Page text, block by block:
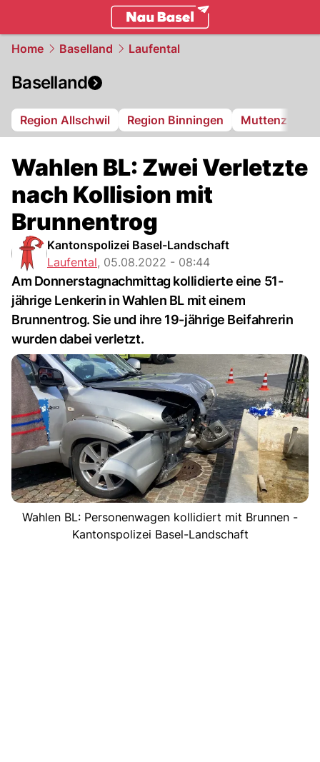
Home Baselland Laufental
Baselland
Region Allschwil Region Binningen Muttenz
Wahlen BL: Zwei Verletzte
nach Kollision mit
Brunnentrog
Kantonspolizei Basel-Landschaft
Laufental, 05.08.2022 - 08:44
Am Donnerstagnachmittag kollidierte eine 51-
jährige Lenkerin in Wahlen BL mit einem
Brunnentrog. Sie und ihre 19-jährige Beifahrerin
wurden dabei verletzt.
Wahlen BL: Personenwagen kollidiert mit Brunnen -
Kantonspolizei Basel-Landschaft